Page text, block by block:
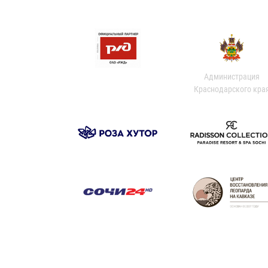
Администрация
Краснодарского